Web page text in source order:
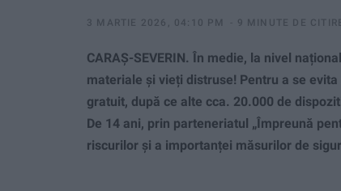
3 MARTIE 2026, 04:10 PM 9 MINUTE DE
CARAȘ-SEVERIN. În medie, la nivel
materiale și vieți distruse! Pentru a se
gratuit, după ce alte cca. 20.000 de
De 14 ani, prin parteneriatul „Împreună
riscurilor și a importanței măsurilor de